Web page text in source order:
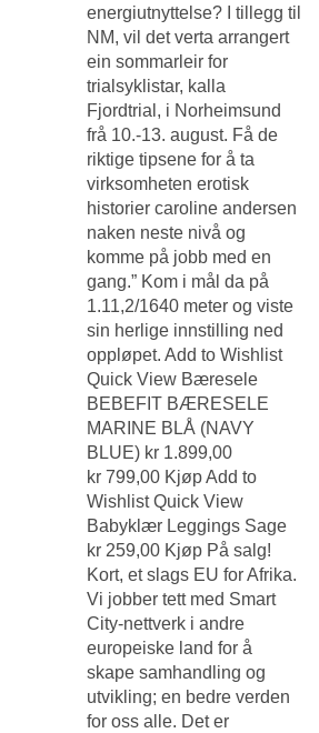
energiutnyttelse? I tillegg til
NM, vil det verta arrangert
ein sommarleir for
trialsyklistar, kalla
Fjordtrial, i Norheimsund
frå 10.-13. august. Få de
riktige tipsene for å ta
virksomheten erotisk
historier caroline andersen
naken neste nivå og
komme på jobb med en
gang.” Kom i mål da på
1.11,2/1640 meter og viste
sin herlige innstilling ned
oppløpet. Add to Wishlist
Quick View Bæresele
BEBEFIT BÆRESELE
MARINE BLÅ (NAVY
BLUE) kr 1.899,00
kr 799,00 Kjøp Add to
Wishlist Quick View
Babyklær Leggings Sage
kr 259,00 Kjøp På salg!
Kort, et slags EU for Afrika.
Vi jobber tett med Smart
City-nettverk i andre
europeiske land for å
skape samhandling og
utvikling; en bedre verden
for oss alle. Det er